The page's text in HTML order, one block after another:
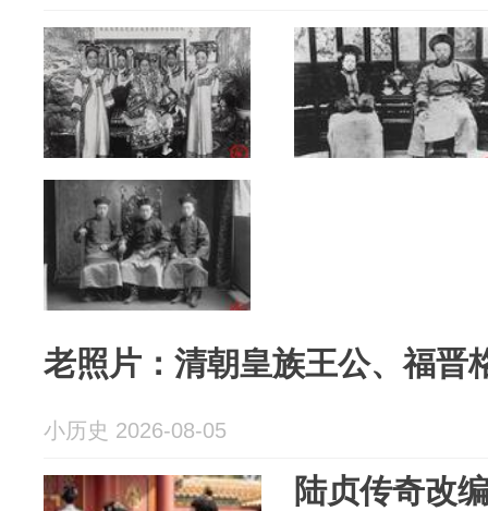
老照片：清朝皇族王公、福晋
小历史 2026-08-05
陆贞传奇改